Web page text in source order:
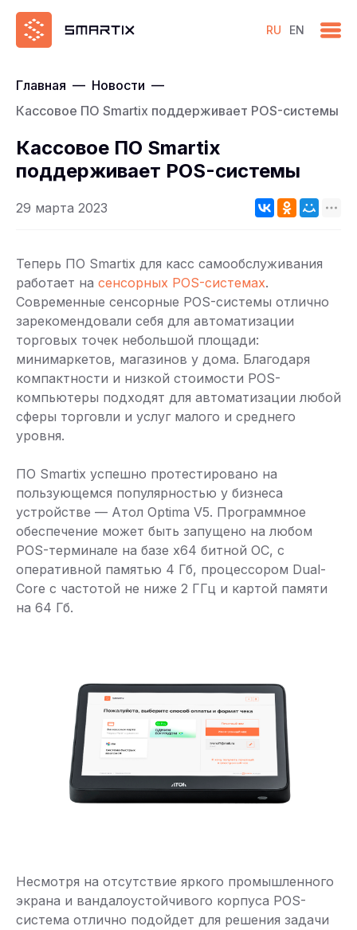
RU EN
Главная — Новости —
Кассовое ПО Smartix поддерживает POS-системы
Кассовое ПО Smartix
поддерживает POS-системы
29 марта 2023
Теперь ПО Smartix для касс самообслуживания
работает на сенсорных POS-системах.
Современные сенсорные POS-системы отлично
зарекомендовали себя для автоматизации
торговых точек небольшой площади:
минимаркетов, магазинов у дома. Благодаря
компактности и низкой стоимости POS-
компьютеры подходят для автоматизации любой
сферы торговли и услуг малого и среднего
уровня.
ПО Smartix успешно протестировано на
пользующемся популярностью у бизнеса
устройстве — Атол Optima V5. Программное
обеспечение может быть запущено на любом
POS-терминале на базе x64 битной ОС, с
оперативной памятью 4 Гб, процессором Dual-
Core с частотой не ниже 2 ГГц и картой памяти
на 64 Гб.
Несмотря на отсутствие яркого промышленного
экрана и вандалоустойчивого корпуса POS-
система отлично подойдет для решения задачи